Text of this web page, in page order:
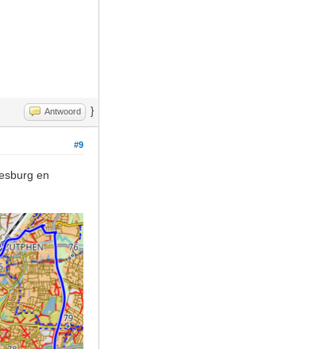
Antwoord }
#9
en